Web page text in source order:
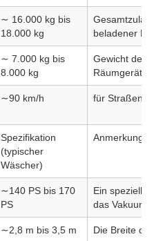
∼ 16.000 kg bis
18.000 kg
beladener
∼ 7.000 kg bis
8.000 kg
Gewicht des
Räumgeräts
∼90 km/h für
Spezifikation
(typischer
Wäscher)
Anmerkungen
∼140 PS bis 170
PS
Ein spezieller
das Vakuum-/
∼2,8 m bis 3,5 m Die Breite des